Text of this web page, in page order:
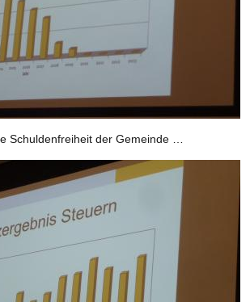
Schuldenfreiheit der Gemeinde …